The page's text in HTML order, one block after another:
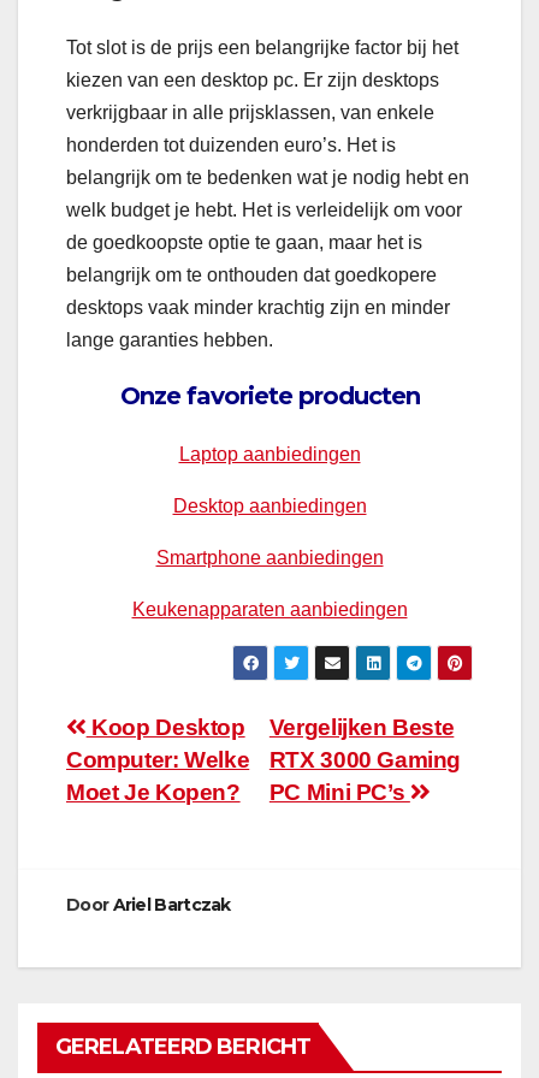
Tot slot is de prijs een belangrijke factor bij het
kiezen van een desktop pc. Er zijn desktops
verkrijgbaar in alle prijsklassen, van enkele
honderden tot duizenden euro’s. Het is
belangrijk om te bedenken wat je nodig hebt en
welk budget je hebt. Het is verleidelijk om voor
de goedkoopste optie te gaan, maar het is
belangrijk om te onthouden dat goedkopere
desktops vaak minder krachtig zijn en minder
lange garanties hebben.
Onze favoriete producten
Laptop aanbiedingen
Desktop aanbiedingen
Smartphone aanbiedingen
Keukenapparaten aanbiedingen
Bericht
navigatie
Vergelijken Beste
RTX 3000 Gaming
PC Mini PC’s
Koop Desktop
Computer: Welke
Moet Je Kopen?
DoorAriel Bartczak
GERELATEERD BERICHT